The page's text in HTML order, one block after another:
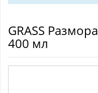
GRASS
400 мл